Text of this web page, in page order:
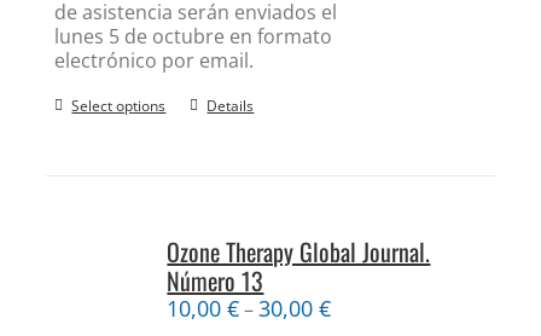
de asistencia serán enviados el
lunes 5 de octubre en formato
electrónico por email.
Select options Details
Ozone Therapy Global Journal.
Número 13
10,00€–30,00€